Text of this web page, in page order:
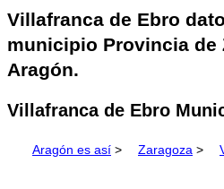
Villafranca de Ebro
municipio Provincia de
Aragón.
Villafranca de Ebro
Aragón es así > Zaragoza >